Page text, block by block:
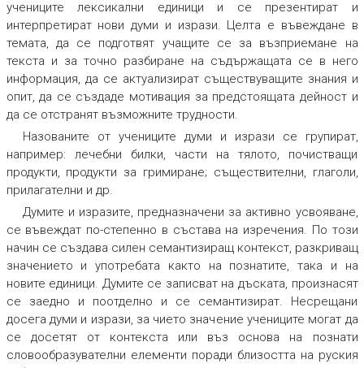
учениците лексикални единици и се презентират и
интерпретират нови думи и изрази. Целта е въвеждане в
темата, да се подготвят учащите се за възприемане на
текста и за точно разбиране на съдържащата се в него
информация, да се актуализират съществуващите знания и
опит, да се създаде мотивация за предстоящата дейност и
да се отстранят възможните трудности.
Назованите от учениците думи и изрази се групират,
например: лечебни билки, части на тялото, почистващи
продукти, продукти за гримиране; съществителни, глаголи,
прилагателни и др.
Думите и изразите, предназначени за активно усвояване,
се въвеждат по-степенно в състава на изречения. По този
начин се създава силен семантизиращ контекст, разкриващ
значението и употребата както на познатите, така и на
новите единици. Думите се записват на дъската, произнасят
се заедно и поотделно и се семантизират. Несрещани
досега думи и изрази, за чието значение учениците могат да
се досетят от контекста или въз основа на познати
словообразувателни елементи поради близостта на руския